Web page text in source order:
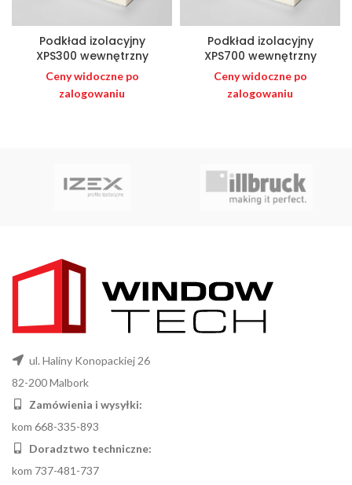
Podkład izolacyjny
XPS300 wewnętrzny
Ceny widoczne po
zalogowaniu
Podkład izolacyjny
XPS700 wewnętrzny
Ceny widoczne po
zalogowaniu
ul. Haliny Konopackiej 26
82-200 Malbork
Zamówienia i wysyłki:
kom 668-335-893
Doradztwo techniczne:
kom 737-481-737